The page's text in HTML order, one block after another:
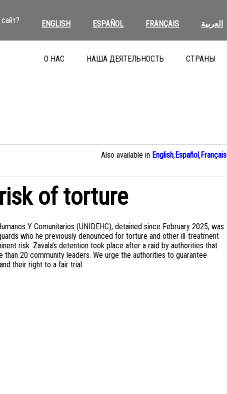
ENGLISH ESPAÑOL FRANÇAIS العربية
О НАС НАША ДЕЯТЕЛЬНОСТЬ СТРАНЫ
Also available in English,Español,Français
of torture
Y Comunitarios (UNIDEHC), detained since February 2025, was
who he previously denounced for torture and other ill-treatment
risk. Zavala’s detention took place after a raid by authorities that
20 community leaders. We urge the authorities to guarantee
their right to a fair trial.